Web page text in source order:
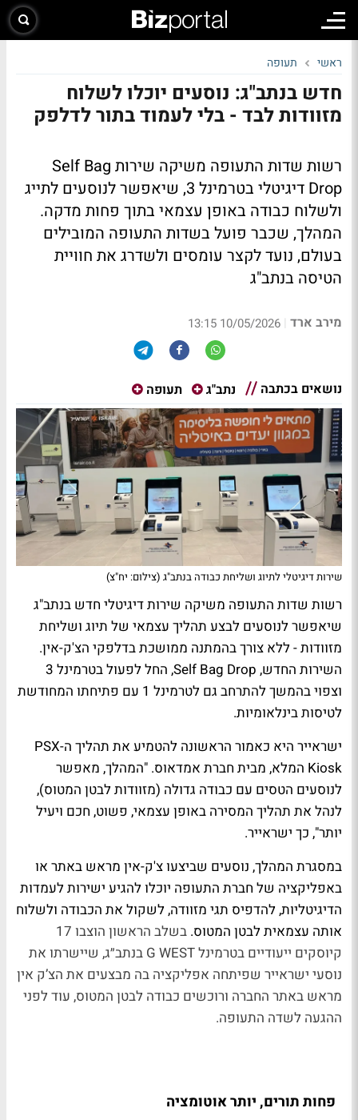
ראשי תעופה
חדש בנתב"ג: נוסעים יוכלו לשלוח
מזוודות לבד - בלי לעמוד בתור לדלפק
רשות שדות התעופה משיקה שירות Self Bag
Drop דיגיטלי בטרמינל 3, שיאפשר לנוסעים לתייג
ולשלוח כבודה באופן עצמאי בתוך פחות מדקה.
המהלך, שכבר פועל בשדות התעופה המובילים
בעולם, נועד לקצר עומסים ולשדרג את חוויית
הטיסה בנתב"ג
מירב ארד |
10/05/2026 13:15
נושאים בכתבה נתב"ג תעופה
שירות דיגיטלי לתיוג ושליחת כבודה בנתב"ג (צילום: יח"צ)
רשות שדות התעופה משיקה שירות דיגיטלי חדש בנתב"ג
שיאפשר לנוסעים לבצע תהליך עצמאי של תיוג ושליחת
מזוודות - ללא צורך בהמתנה ממושכת בדלפקי הצ'ק-אין.
השירות החדש, Self Bag Drop, החל לפעול בטרמינל 3
וצפוי בהמשך להתרחב גם לטרמינל 1 עם פתיחתו המחודשת
לטיסות בינלאומיות.
ישראייר היא כאמור הראשונה להטמיע את תהליך ה-PSX
Kiosk המלא, מבית חברת אמדאוס. "המהלך, מאפשר
לנוסעים הטסים עם כבודה גדולה (מזוודות לבטן המטוס),
לנהל את תהליך המסירה באופן עצמאי, פשוט, חכם ויעיל
יותר", כך ישראייר.
במסגרת המהלך, נוסעים שביצעו צ'ק-אין מראש באתר או
באפליקציה של חברת התעופה יוכלו להגיע ישירות לעמדות
הדיגיטליות, להדפיס תגי מזוודה, לשקול את הכבודה ולשלוח
אותה עצמאית לבטן המטוס.
בשלב הראשון הוצבו 17
קיוסקים ייעודיים בטרמינל G WEST בנתב״ג, שיישרתו את
נוסעי ישראייר שפיתחה אפליקציה בה מבצעים את הצ’ק אין
מראש באתר החברה ורוכשים כבודה לבטן המטוס, עוד לפני
ההגעה לשדה התעופה.
פחות תורים, יותר אוטומציה